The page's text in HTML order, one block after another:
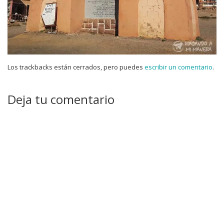
Los trackbacks están cerrados, pero puedes escribir un comentario.
Deja tu comentario